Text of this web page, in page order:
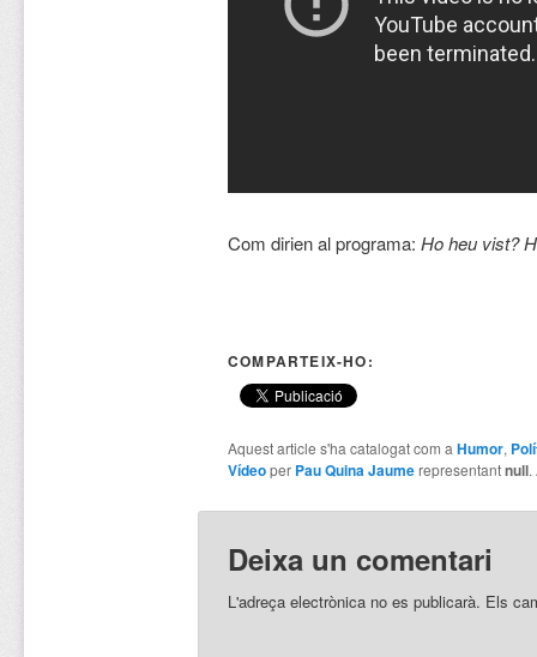
Com dirien al programa: Ho heu vist?
COMPARTEIX-HO:
Aquest article s'ha catalogat com a Humor,
Vídeoper Pau Quina Jaumerepresentantnull.
Deixa un comentari
L'adreça electrònica no es publicarà. Els